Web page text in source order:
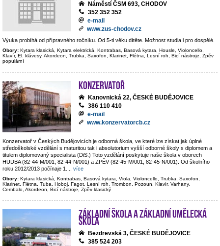
Náměstí ČSM 693, CHODOV
352 352 352
e-mail
www.zus-chodov.cz
Výuka probíhá od přípravného ročníku. Od 5-ti věku dítěte. Možnost studia i pro dospělé.
Obory: Kytara klasická, Kytara elektrická, Kontrabas, Basová kytara, Housle, Violoncello,
Klavír, El. klávesy, Akordeon, Trubka, Saxofon, Klarinet, Flétna, Lesní roh, Bicí nástroje, Zpěv
populární
Konzervatoř
Kanovnická 22, ČESKÉ BUDĚJOVICE
386 110 410
e-mail
www.konzervatorcb.cz
Konzervatoř v Českých Budějovicích je odborná škola, ve které lze získat jak úplné
středoškolské vzdělání s maturitou tak i absolutorium vyšší odborné školy s diplomem a
titulem diplomovaný specialista (DiS.) Toto vzdělání poskytuje naše škola v oborech
HUDBA (82-44-M/001, 82-44-N/001) a ZPĚV (82-45-M/001, 82-45-N/001). Od školního
roku 2012/2013 počínaje 1.
více
Obory: Kytara klasická, Kontrabas, Basová kytara, Viola, Violoncello, Trubka, Saxofon,
Klarinet, Flétna, Tuba, Hoboj, Fagot, Lesní roh, Trombon, Pozoun, Klavír, Varhany,
Cembalo, Akordeon, Bicí nástroje, Zpěv klasický
Základní škola a základní umělecká
škola
Bezdrevská 3, ČESKÉ BUDĚJOVICE
385 524 203